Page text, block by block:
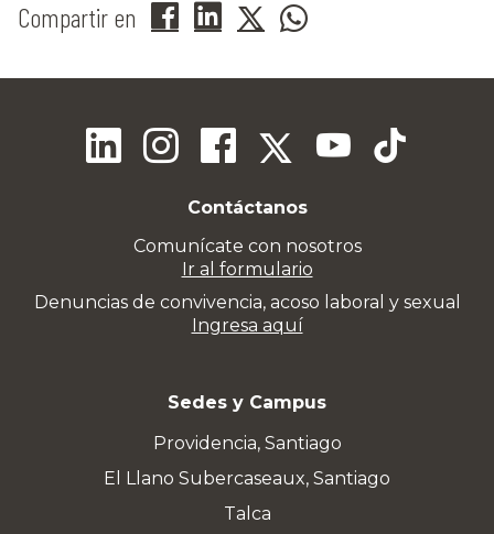
Compartir en
Contáctanos
Comunícate con nosotros
Ir al formulario
Denuncias de convivencia, acoso laboral y sexual
Ingresa aquí
Sedes y Campus
Providencia, Santiago
El Llano Subercaseaux, Santiago
Talca